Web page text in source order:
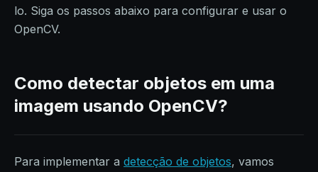
lo. Siga os passos abaixo para configurar e usar o
OpenCV.
Como detectar objetos em uma
imagem usando OpenCV?
Para implementar a detecção de objetos, vamos